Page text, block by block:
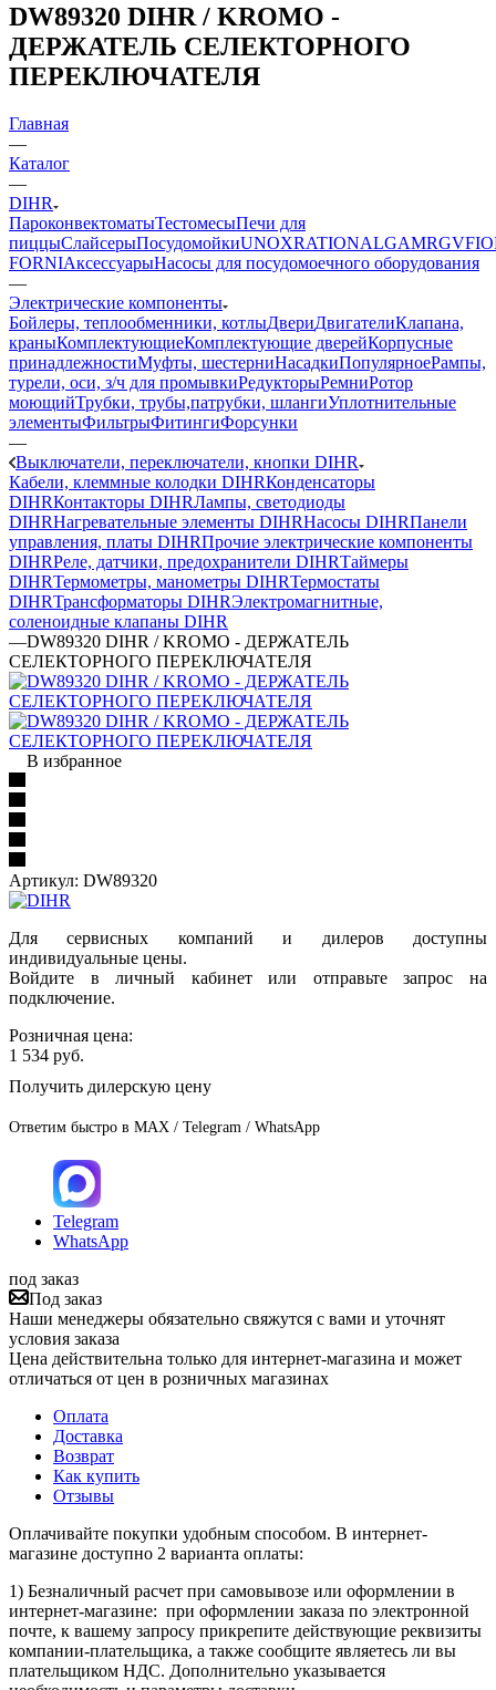
DW89320 DIHR / KROMO -
ДЕРЖАТЕЛЬ СЕЛЕКТОРНОГО
ПЕРЕКЛЮЧАТЕЛЯ
Главная
—
Каталог
—
DIHR
ПароконвектоматыТестомесыПечи для
пиццыСлайсерыПосудомойкиUNOXRATIONALGAMRGV
FORNIАксессуарыНасосы для посудомоечного оборудования
—
Электрические компоненты
Бойлеры, теплообменники, котлыДвериДвигателиКлапана,
краныКомплектующиеКомплектующие дверейКорпусные
принадлежностиМуфты, шестерниНасадкиПопулярноеРампы,
турели, оси, з/ч для промывкиРедукторыРемниРотор
моющийТрубки, трубы,патрубки, шлангиУплотнительные
элементыФильтрыФитингиФорсунки
—
Выключатели, переключатели, кнопки DIHR
Кабели, клеммные колодки DIHRКонденсаторы
DIHRКонтакторы DIHRЛампы, светодиоды
DIHRНагревательные элементы DIHRНасосы DIHRПанели
управления, платы DIHRПрочие электрические компоненты
DIHRРеле, датчики, предохранители DIHRТаймеры
DIHRТермометры, манометры DIHRТермостаты
DIHRТрансформаторы DIHRЭлектромагнитные,
соленоидные клапаны DIHR
—DW89320 DIHR / KROMO - ДЕРЖАТЕЛЬ
СЕЛЕКТОРНОГО ПЕРЕКЛЮЧАТЕЛЯ
В избранное
Артикул: DW89320
Для сервисных компаний и дилеров доступны
индивидуальные цены.
Войдите в личный кабинет или отправьте запрос на
подключение.
Розничная цена:
1 534 руб.
Получить дилерскую цену
Ответим быстро в MAX / Telegram / WhatsApp
Telegram
WhatsApp
под заказ
Под заказ
Наши менеджеры обязательно свяжутся с вами и уточнят
условия заказа
Цена действительна только для интернет-магазина и может
отличаться от цен в розничных магазинах
Оплата
Доставка
Возврат
Как купить
Отзывы
Оплачивайте покупки удобным способом. В интернет-
магазине доступно 2 варианта оплаты:
1) Безналичный расчет при самовывозе или оформлении в
интернет-магазине: при оформлении заказа по электронной
почте, к вашему запросу прикрепите действующие реквизиты
компании-плательщика, а также сообщите являетесь ли вы
плательщиком НДС. Дополнительно указывается